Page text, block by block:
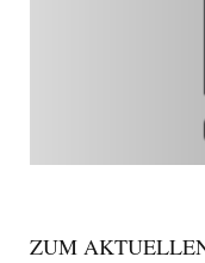
ZUM